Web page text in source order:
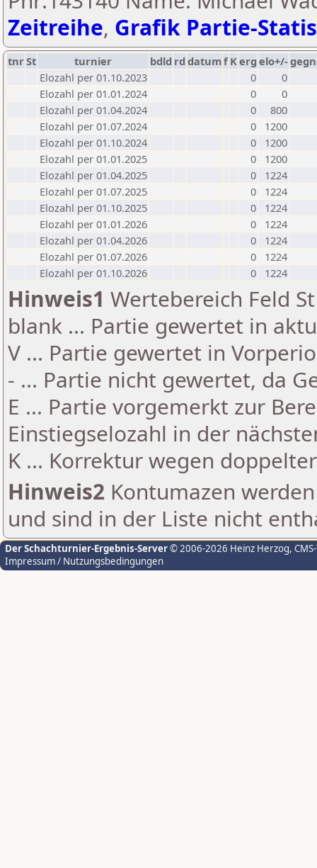
Zeitreihe, Grafik Partie-
tnrSt turnier bdld rd datumf Kerg elo+/-
Elozahl per 01.10.2023
0
0
Elozahl per 01.01.2024
0
0
Elozahl per 01.04.2024
0
800
Elozahl per 01.07.2024
0
1200
Elozahl per 01.10.2024
0
1200
Elozahl per 01.01.2025
0
1200
Elozahl per 01.04.2025
0
1224
Elozahl per 01.07.2025
0
1224
Elozahl per 01.10.2025
0
1224
Elozahl per 01.01.2026
0
1224
Elozahl per 01.04.2026
0
1224
Elozahl per 01.07.2026
0
1224
Elozahl per 01.10.2026
0 1224
Hinweis1 Wertebereich Feld
blank ... Partie gewertet in
V ... Partie gewertet in
- ... Partie nicht gewertet, da
E ... Partie vorgemerkt zur
Einstiegselozahl in der
K ... Korrektur wegen
Hinweis2 Kontumazen
und sind in der Liste nicht
Der Schachturnier-Ergebnis-Server© 2006-2026 Heinz Herzog,
Impressum / Nutzungsbedingungen